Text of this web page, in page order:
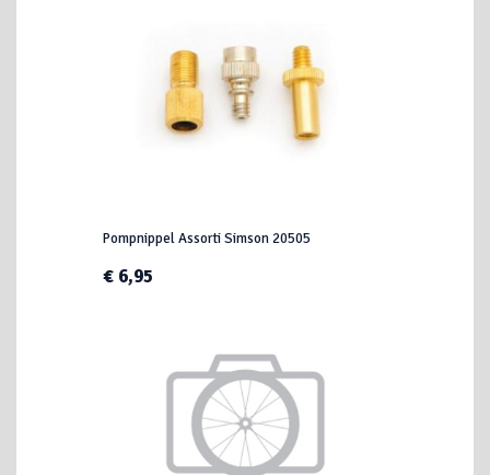
Pompnippel Assorti Simson 20505
€ 6,95